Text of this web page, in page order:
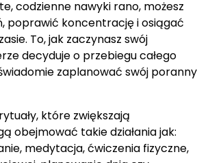
codzienne nawyki rano, możesz
poprawić koncentrację i osiągać
To, jak zaczynasz swój
decyduje o przebiegu całego
zaplanować swój poranny
które zwiększają
obejmować takie działania jak:
medytacja, ćwiczenia fizyczne,